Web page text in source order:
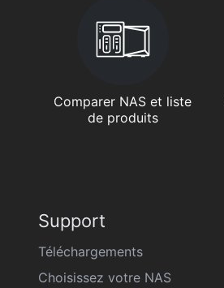
Comparer NAS et liste
de produits
Support
Téléchargements
Choisissez votre NAS